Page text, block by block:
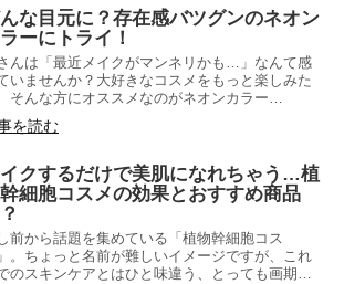
な目元に？存在感バツグンのネオン
ーにトライ！
んは「最近メイクがマンネリかも…」なんて感
いませんか？大好きなコスメをもっと楽しみた
そんな方にオススメなのがネオンカラー…
を読む
クするだけで美肌になれちゃう…植
細胞コスメの効果とおすすめ商品
前から話題を集めている「植物幹細胞コス
。ちょっと名前が難しいイメージですが、これ
のスキンケアとはひと味違う、とっても画期…